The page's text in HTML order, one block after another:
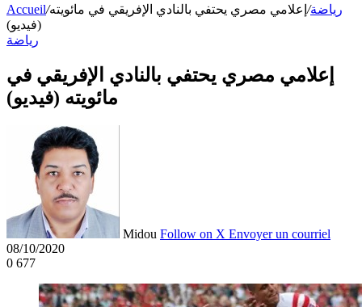
Accueil/ رياضة/ إعلامي مصري يحتفي بالنادي الإفريقي في مائويته
(فيديو)
رياضة
إعلامي مصري يحتفي بالنادي الإفريقي في
مائويته (فيديو)
Midou Follow on X Envoyer un courriel
08/10/2020
0 677